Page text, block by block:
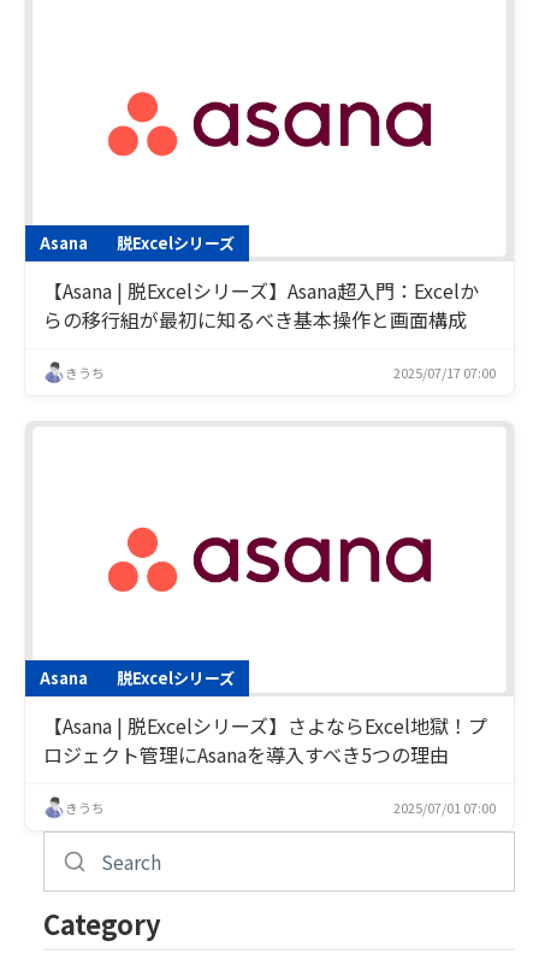
Asana 脱Excelシリーズ
【Asana | 脱Excelシリーズ】Asana超入門：Excelか
らの移行組が最初に知るべき基本操作と画面構成
きうち 2025/07/17 07:00
Asana 脱Excelシリーズ
【Asana | 脱Excelシリーズ】さよならExcel地獄！プ
ロジェクト管理にAsanaを導入すべき5つの理由
きうち 2025/07/01 07:00
Category